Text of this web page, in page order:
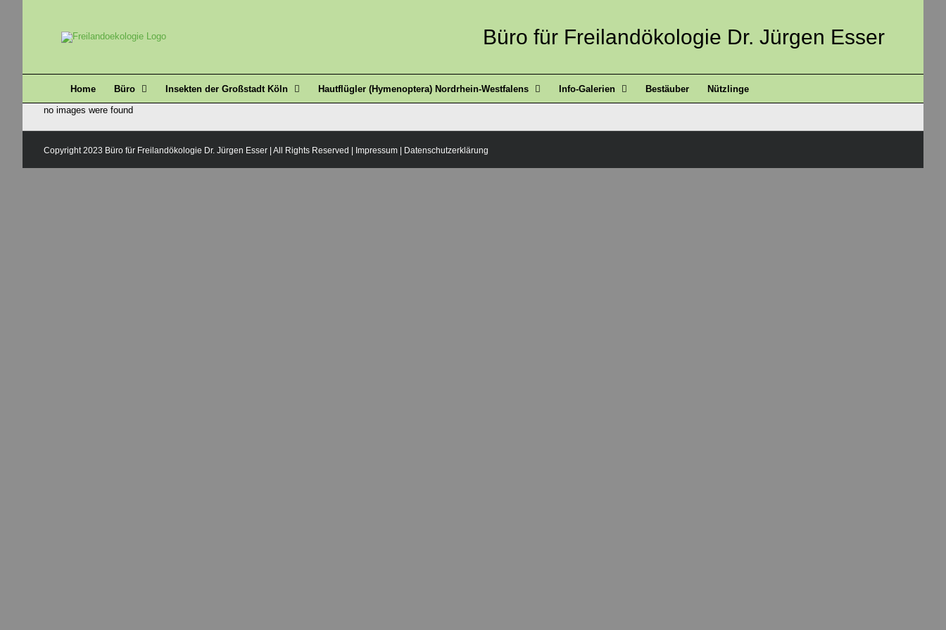
Büro für Freilandökologie Dr. Jürgen Esser
Home Büro Insekten der Großstadt Köln Hautflügler (Hymenoptera) Nordrhein-Westfalens Info-Galerien Bestäuber Nützlinge
no images were found
Copyright 2023 Büro für Freilandökologie Dr. Jürgen Esser | All Rights Reserved | Impressum Datenschutzerklärung